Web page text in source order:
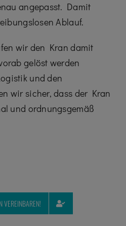
angepasst. Damit
Ablauf.
wir den Kran damit
gelöst werden
und den
wir sicher, dass der Kran
und ordnungsgemäß
VEREINBAREN!